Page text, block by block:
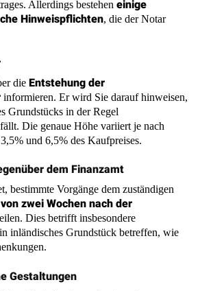
die
Grundstücks in der Regel
Die genaue Höhe variiert je nach
und 6,5% des Kaufpreises.
dem Finanzamt
bestimmte Vorgänge dem zuständigen
Dies betrifft insbesondere
inländisches Grundstück betreffen, wie
Gestaltungen
Gestaltungen, wie etwa der
hinweisen